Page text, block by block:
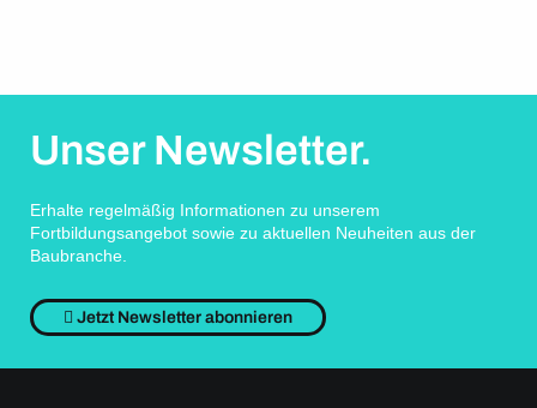
Unser Newsletter.
Erhalte regelmäßig Informationen zu unserem
Fortbildungsangebot sowie zu aktuellen Neuheiten aus der
Baubranche.
Jetzt Newsletter abonnieren